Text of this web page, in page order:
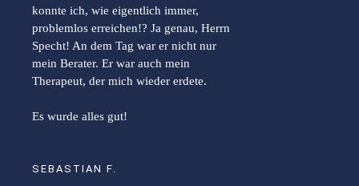
konnte ich, wie eigentlich immer,
problemlos erreichen!? Ja genau, Herrn
Specht! An dem Tag war er nicht nur
mein Berater. Er war auch mein
Therapeut, der mich wieder erdete.
Es wurde alles gut!
SEBASTIAN F.